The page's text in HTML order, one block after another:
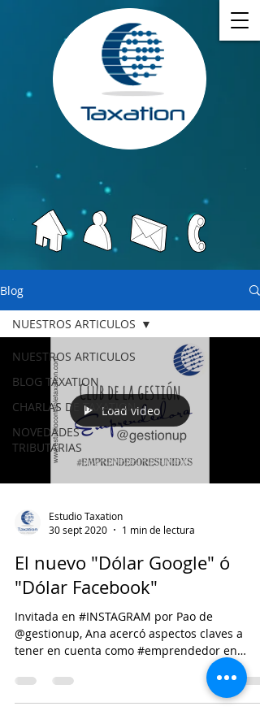
Blog
NUESTROS ARTICULOS
BLOG TAXATION
CHARLAS DE TAXATION
NOVEDADES
TRIBUTARIAS
NUESTROS ARTICULOS
Load video
Estudio Taxation
30 sept 2020
1 min de lectura
El nuevo "Dólar Google" ó
"Dólar Facebook"
Invitada en #INSTAGRAM por Pao de
@gestionup, Ana acercó aspectos claves a
tener en cuenta como #emprendedor en